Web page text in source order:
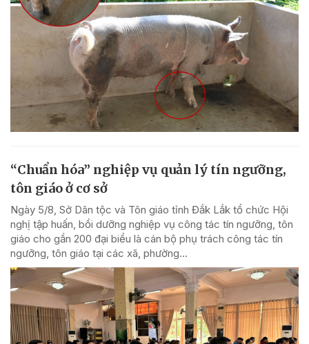
“Chuẩn hóa” nghiệp vụ quản lý tín ngưỡng,
tôn giáo ở cơ sở
Ngày 5/8, Sở Dân tộc và Tôn giáo tỉnh Đắk Lắk tổ chức Hội
nghị tập huấn, bồi dưỡng nghiệp vụ công tác tín ngưỡng, tôn
giáo cho gần 200 đại biểu là cán bộ phụ trách công tác tín
ngưỡng, tôn giáo tại các xã, phường...